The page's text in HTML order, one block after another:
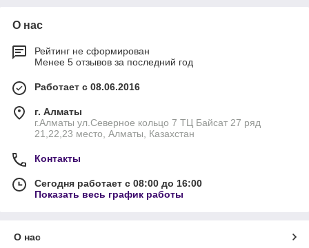
О нас
Рейтинг не сформирован
Менее 5 отзывов за последний год
Работает с 08.06.2016
г. Алматы
г.Алматы ул.Северное кольцо 7 ТЦ Байсат 27 ряд
21,22,23 место, Алматы, Казахстан
Контакты
Сегодня работает с 08:00 до 16:00
Показать весь график работы
О нас